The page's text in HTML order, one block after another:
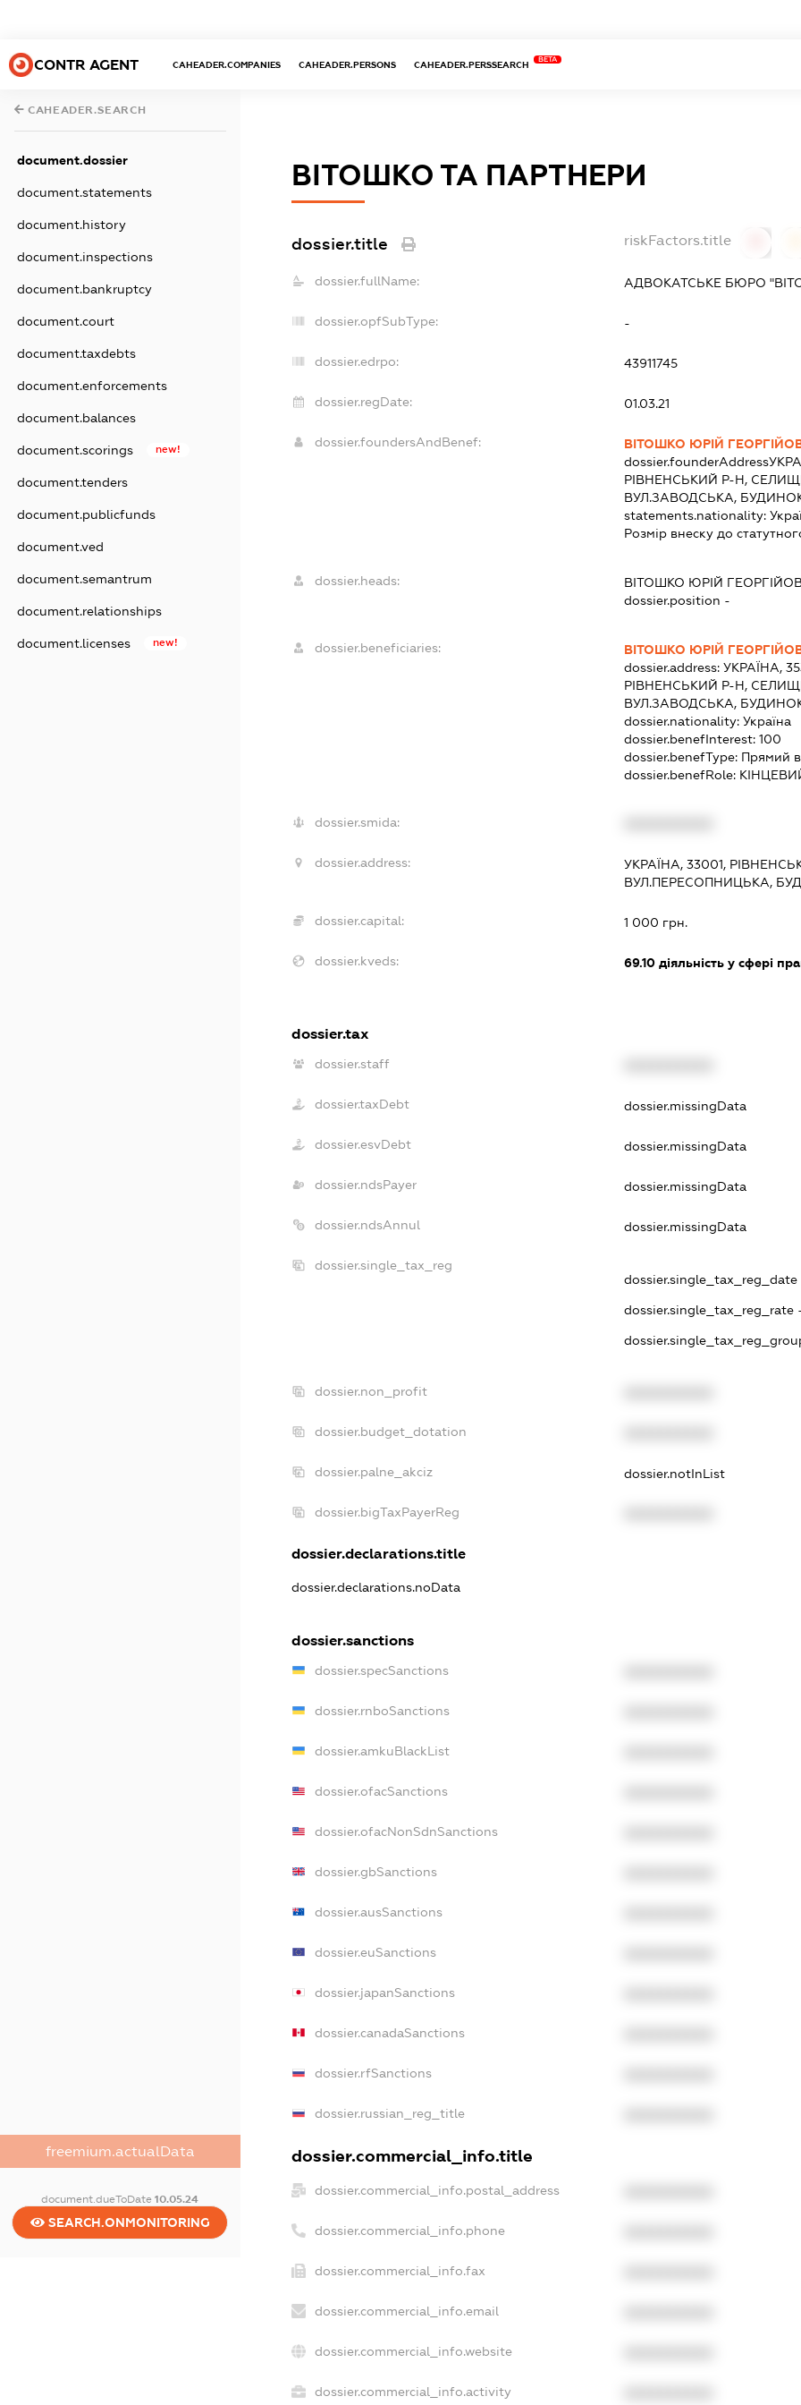
CONTR AGENT CAHEADER.COMPANIES CAHEADER.PERSONS CAHEADER.PERSSEARCH
BETA
CAHEADER.SEARCH
document.dossier
document.statements
document.history
document.inspections
document.bankruptcy
document.court
document.taxdebts
document.enforcements
document.balances
document.scorings new!
document.tenders
document.publicfunds
document.ved
document.semantrum
document.relationships
document.licenses new!
freemium.actualData
document.dueToDate10.05.24
SEARCH.ONMONITORING
ВІТОШКО ТА ПАРТНЕРИ
dossier.title riskFactors.title
dossier.fullName: АДВОКАТСЬКЕ БЮРО
dossier.opfSubType: -
dossier.edrpo: 43911745
dossier.regDate: 01.03.21
dossier.foundersAndBenef:
ВІТОШКО ЮРІЙ
dossier.founderAddress
РІВНЕНСЬКИЙ Р-Н,
ВУЛ.ЗАВОДСЬКА,
statements.nationality:
Розмір внеску до
dossier.heads: ВІТОШКО ЮРІЙ
dossier.position -
dossier.beneficiaries:
ВІТОШКО ЮРІЙ
dossier.address: УКРАЇНА,
РІВНЕНСЬКИЙ Р-Н,
ВУЛ.ЗАВОДСЬКА,
dossier.nationality: Україна
dossier.benefInterest: 100
dossier.benefType: Прямий
dossier.benefRole:
dossier.smida:
dossier.address:
УКРАЇНА, 33001,
ВУЛ.ПЕРЕСОПНИЦЬКА,
dossier.capital: 1 000 грн.
dossier.kveds: 69.10діяльність у сфері
dossier.tax
dossier.staff
dossier.taxDebt dossier.missingData
dossier.esvDebt dossier.missingData
dossier.ndsPayer dossier.missingData
dossier.ndsAnnul dossier.missingData
dossier.single_tax_reg
dossier.single_tax_reg_date
dossier.single_tax_reg_rate
dossier.non_profit
dossier.budget_dotation
dossier.palne_akciz dossier.notInList
dossier.bigTaxPayerReg
dossier.declarations.title
dossier.declarations.noData
dossier.sanctions
dossier.specSanctions
dossier.rnboSanctions
dossier.amkuBlackList
dossier.ofacSanctions
dossier.ofacNonSdnSanctions
dossier.gbSanctions
dossier.ausSanctions
dossier.euSanctions
dossier.japanSanctions
dossier.canadaSanctions
dossier.rfSanctions
dossier.russian_reg_title
dossier.commercial_info.title
dossier.commercial_info.postal_address
dossier.commercial_info.phone
dossier.commercial_info.fax
dossier.commercial_info.email
dossier.commercial_info.website
dossier.commercial_info.activity